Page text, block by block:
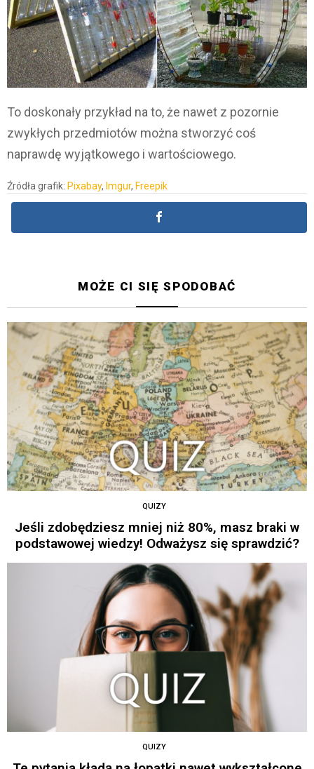
To doskonały przykład na to, że nawet z pozornie
zwykłych przedmiotów można stworzyć coś
naprawdę wyjątkowego i wartościowego.
Źródła grafik: Pixabay, Imgur, Freepik
MOŻE CI SIĘ SPODOBAĆ
QUIZY
Jeśli zdobędziesz mniej niż 80%, masz braki w
podstawowej wiedzy! Odważysz się sprawdzić?
QUIZY